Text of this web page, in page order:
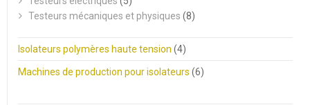
Testeurs mécaniques et physiques (8)
Isolateurs polymères haute tension (4)
Machines de production pour isolateurs (6)